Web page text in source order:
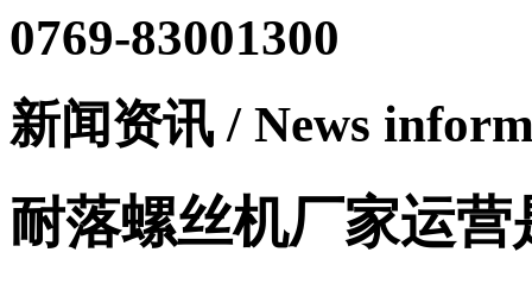
0769-83001300
新闻资讯 / News
耐落螺丝机厂家运